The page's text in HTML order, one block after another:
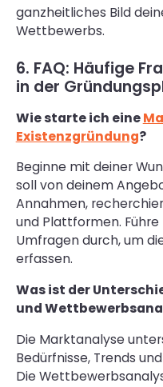
ganzheitliches Bild
Wettbewerbs.
6. FAQ: Häufige
in der
Wie starte ich eine
Existenzgründung?
Beginne mit deiner
soll von deinem
Annahmen,
und Plattformen.
Umfragen durch, um
erfassen.
Was ist der
und
Die Marktanalyse
Bedürfnisse, Trends
Die